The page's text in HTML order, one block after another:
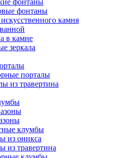
фонтаны
фонтаны
камня
в камне
зеркала
порталы
из травертина
клумбы
из оникса
из травертина